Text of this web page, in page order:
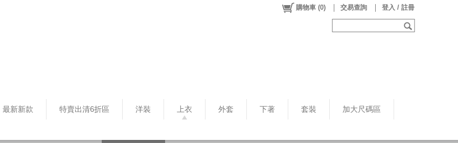
最新新款 特賣出清6折區 洋裝 上衣 外套 下著 套裝 加大尺碼區
購物車 (0) 交易查詢 登入 / 註冊